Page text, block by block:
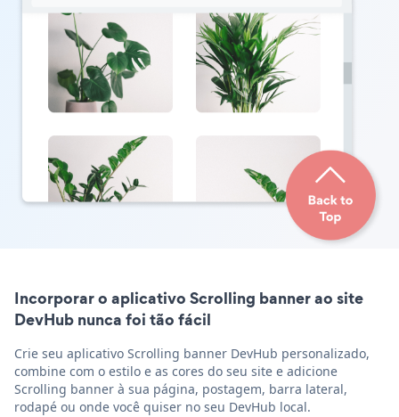
Incorporar o aplicativo Scrolling banner ao site
DevHub nunca foi tão fácil
Crie seu aplicativo Scrolling banner DevHub personalizado,
combine com o estilo e as cores do seu site e adicione
Scrolling banner à sua página, postagem, barra lateral,
rodapé ou onde você quiser no seu DevHub local.